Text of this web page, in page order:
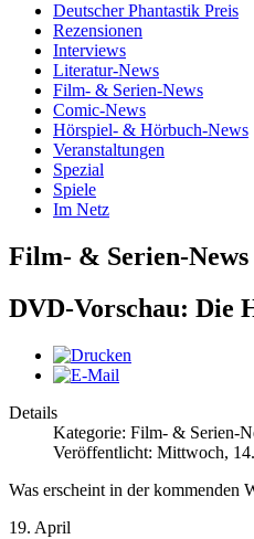
Deutscher Phantastik Preis
Rezensionen
Interviews
Literatur-News
Film- & Serien-News
Comic-News
Hörspiel- & Hörbuch-News
Veranstaltungen
Spezial
Spiele
Im Netz
Film- & Serien-News
DVD-Vorschau: Die
Details
Kategorie: Film- & Serien-
Veröffentlicht: Mittwoch,
Was erscheint in der kommenden
19. April